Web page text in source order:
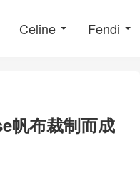
Celine Fendi
帆布裁制而成